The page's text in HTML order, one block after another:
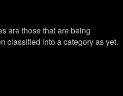
are those that are being
classified into a category as yet.